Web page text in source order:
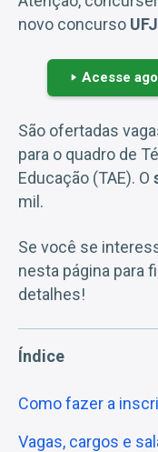
novo concurso
Acesse
São ofertadas
para o quadro de
Educação (TAE). O
mil.
Se você se
nesta página para
detalhes!
Índice
Como fazer a
Vagas, cargos e